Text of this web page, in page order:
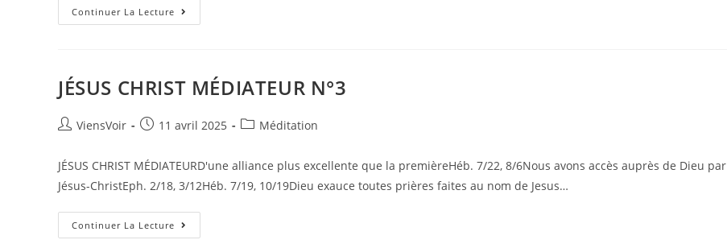
Continuer La Lecture
JÉSUS CHRIST MÉDIATEUR N°3
ViensVoir 11 avril 2025 Méditation
JÉSUS CHRIST MÉDIATEURD'une alliance plus excellente que la premièreHéb. 7/22, 8/6Nous avons accès auprès de Dieu par
Jésus-ChristEph. 2/18, 3/12Héb. 7/19, 10/19Dieu exauce toutes prières faites au nom de Jesus…
Continuer La Lecture